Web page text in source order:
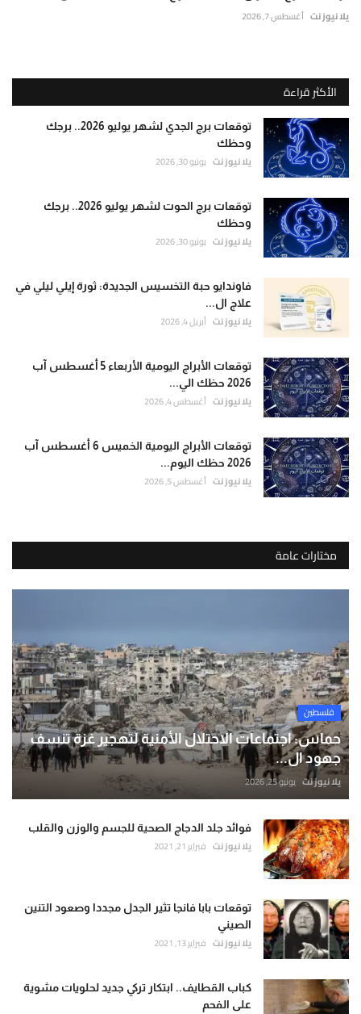
يلا نيوز نت أغسطس 7, 2026
الأكثر قراءة
توقعات برج الجدي لشهر يوليو 2026.. برجك
وحظك
يلا نيوز نت يونيو 30, 2026
توقعات برج الحوت لشهر يوليو 2026.. برجك
وحظك
يلا نيوز نت يونيو 30, 2026
فاوندايو حبة التخسيس الجديدة: ثورة إيلي ليلي في
علاج ال...
يلا نيوز نت أبريل 4, 2026
توقعات الأبراج اليومية الأربعاء 5 أغسطس آب
2026 حظك الي...
يلا نيوز نت أغسطس 4, 2026
توقعات الأبراج اليومية الخميس 6 أغسطس آب
2026 حظك اليوم...
يلا نيوز نت أغسطس 5, 2026
مختارات عامة
فلسطين
حماس: اجتماعات الاحتلال الأمنية لتهجير غزة تنسف
جهود ال...
يلا نيوز نت يونيو 25, 2026
فوائد جلد الدجاج الصحية للجسم والوزن والقلب
يلا نيوز نت فبراير 21, 2021
توقعات بابا فانجا تثير الجدل مجددا وصعود التنين
الصيني
يلا نيوز نت فبراير 13, 2021
كباب القطايف.. ابتكار تركي جديد لحلويات مشوية
على الفحم